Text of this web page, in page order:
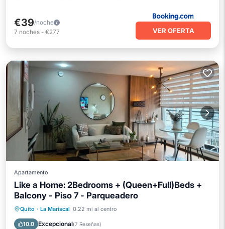
€39/noche
7 noches - €277 VER OFERTA
Apartamento
Like a Home: 2Bedrooms + (Queen+Full)Beds +
Balcony - Piso 7 - Parqueadero
Quito · La Mariscal 0.22 mi al centro
10.0 Excepcional(7 Reseñas)
Desayuno
Aparcamiento
Balcón/Terraza